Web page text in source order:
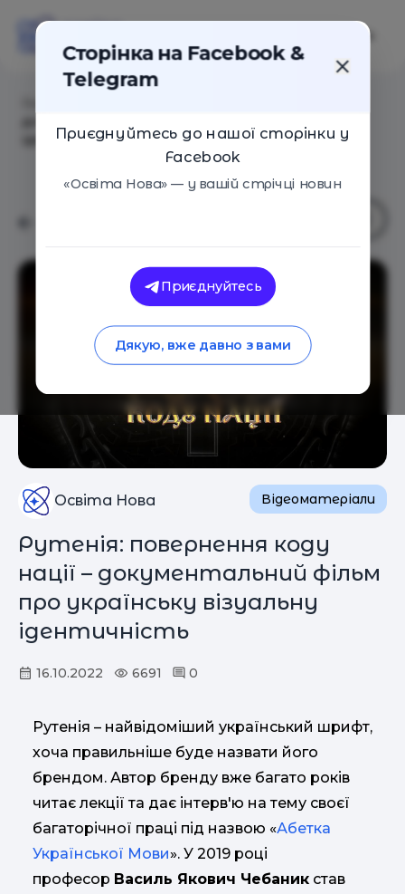
ідентичність
Освіта Нова Відеоматеріали
Рутенія: повернення коду
нації – документальний фільм
про українську візуальну
ідентичність
16.10.2022 6691 0
Рутенія – найвідоміший український шрифт,
хоча правильніше буде назвати його
брендом. Автор бренду вже багато років
читає лекції та дає інтерв'ю на тему своєї
багаторічної праці під назвою «Абетка
Української Мови». У 2019 році
професор Василь Якович Чебаник став
Сторінка на Facebook &
Telegram
Приєднуйтесь до нашої сторінки у
Facebook
«Освіта Нова» — у вашій стрічці новин
Приєднуйтесь
Дякую, вже давно з вами